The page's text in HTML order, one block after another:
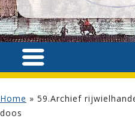
Home » 59.Archief
doos